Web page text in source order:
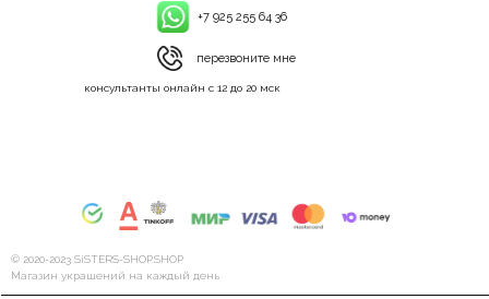
© 2020-2023 SiSTERS-SHOP.SHOP
Магазин украшений на каждый день
консультанты онлайн с 12 до 20 мск
+7 925 255 64 36
перезвоните мне